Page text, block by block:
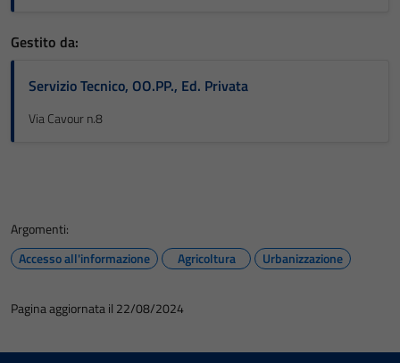
Gestito da:
Servizio Tecnico, OO.PP., Ed. Privata
Via Cavour n.8
Argomenti:
Accesso all'informazione
Agricoltura Urbanizzazione
Pagina aggiornata il 22/08/2024